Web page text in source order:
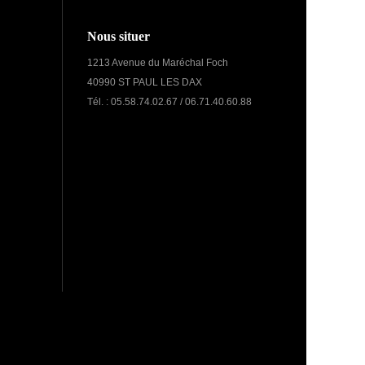
Nous situer
1213 Avenue du Maréchal Foch
40990 ST PAUL LES DAX
Tél. : 05.58.74.02.67 / 06.71.40.60.88